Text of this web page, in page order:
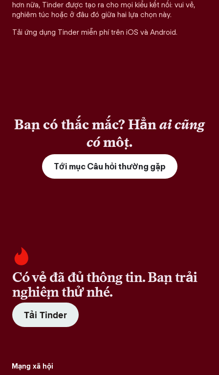
hơn nữa, Tinder được tạo ra cho mọi kiểu kết nối: vui vẻ,
nghiêm túc hoặc ở đâu đó giữa hai lựa chọn này.
Tải ứng dụng Tinder miễn phí trên iOS và Android.
Bạn có thắc mắc? Hẳnai cũng
cómột.
Tới mục Câu hỏi thường gặp
Có vẻ đã đủ thông tin. Bạn trải
nghiệm thử nhé.
Tải Tinder
Mạng xã hội